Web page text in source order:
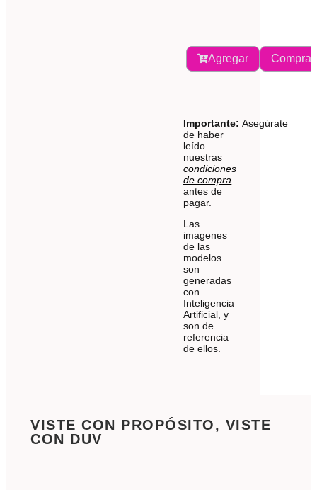
Agregar Comprar
Importante: Asegúrate
de haber
leído
nuestras
condiciones
de compra
antes de
pagar.
Las
imagenes
de las
modelos
son
generadas
con
Inteligencia
Artificial, y
son de
referencia
de ellos.
VISTE CON PROPÓSITO, VISTE
CON DUV